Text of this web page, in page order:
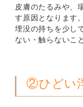
皮膚のたるみや、
す原因となります。
埋没の持ちを少し
ない・触らないこ
②ひどい